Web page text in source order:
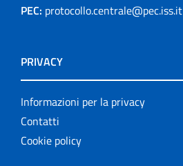
PEC: protocollo.centrale@pec.iss.it
PRIVACY
Informazioni per la privacy
Contatti
Cookie policy